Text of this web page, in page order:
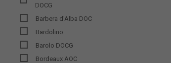
DOCG
Barbera d'Alba DOC
Bardolino
Barolo DOCG
Bordeaux AOC